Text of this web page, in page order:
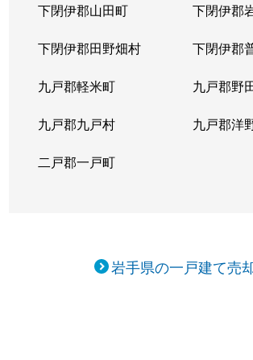
下閉伊郡山田町 下閉伊郡
下閉伊郡田野畑村 下閉伊郡
九戸郡軽米町 九戸郡野
九戸郡九戸村 九戸郡洋
二戸郡一戸町
岩手県の一戸建て売